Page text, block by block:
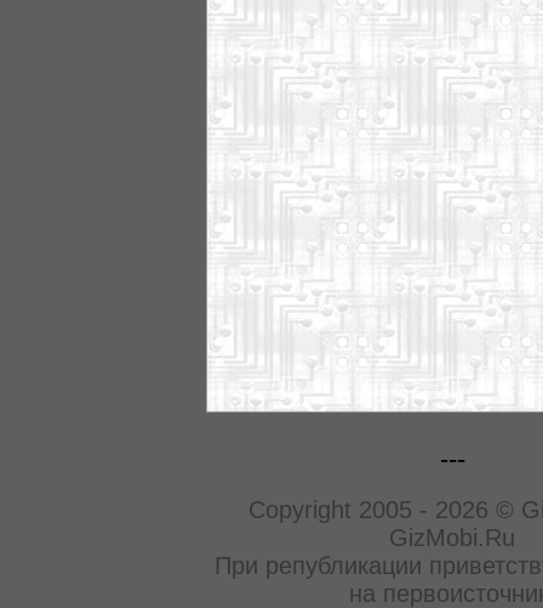
---
Copyright 2005 - 2026 ©
GizMobi.Ru
При републикации
на